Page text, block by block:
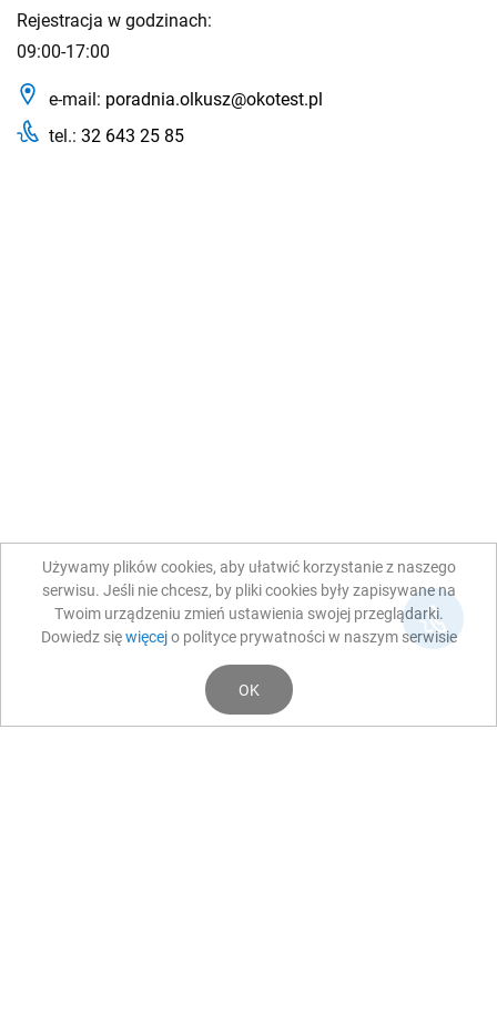
Rejestracja w godzinach:
09:00-17:00
e-mail: poradnia.olkusz@okotest.pl
tel.: 32 643 25 85
Używamy plików cookies, aby ułatwić korzystanie z naszego
serwisu. Jeśli nie chcesz, by pliki cookies były zapisywane na
Twoim urządzeniu zmień ustawienia swojej przeglądarki.
Dowiedz sięwięcejo polityce prywatności w naszym serwisie
OK